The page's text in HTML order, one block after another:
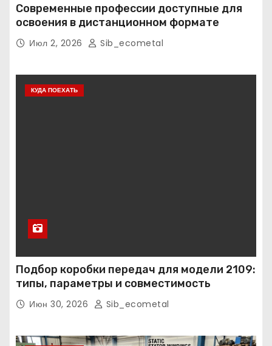
Современные профессии доступные для
освоения в дистанционном формате
Июл 2, 2026 Sib_ecometal
КУДА ПОЕХАТЬ
Подбор коробки передач для модели 2109:
типы, параметры и совместимость
Июн 30, 2026 Sib_ecometal